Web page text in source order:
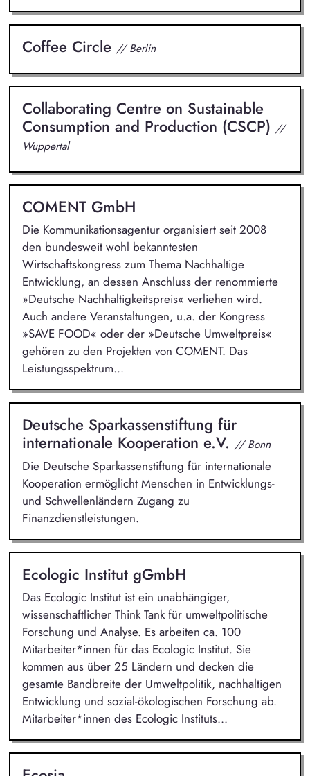
Coffee Circle // Berlin
Collaborating Centre on Sustainable
Consumption and Production (CSCP) //
Wuppertal
COMENT GmbH
Die Kommunikationsagentur organisiert seit 2008
den bundesweit wohl bekanntesten
Wirtschaftskongress zum Thema Nachhaltige
Entwicklung, an dessen Anschluss der renommierte
»Deutsche Nachhaltigkeitspreis« verliehen wird.
Auch andere Veranstaltungen, u.a. der Kongress
»SAVE FOOD« oder der »Deutsche Umweltpreis«
gehören zu den Projekten von COMENT. Das
Leistungsspektrum...
Deutsche Sparkassenstiftung für
internationale Kooperation e.V. // Bonn
Die Deutsche Sparkassenstiftung für internationale
Kooperation ermöglicht Menschen in Entwicklungs-
und Schwellenländern Zugang zu
Finanzdienstleistungen.
Ecologic Institut gGmbH
Das Ecologic Institut ist ein unabhängiger,
wissenschaftlicher Think Tank für umweltpolitische
Forschung und Analyse. Es arbeiten ca. 100
Mitarbeiter*innen für das Ecologic Institut. Sie
kommen aus über 25 Ländern und decken die
gesamte Bandbreite der Umweltpolitik, nachhaltigen
Entwicklung und sozial-ökologischen Forschung ab.
Mitarbeiter*innen des Ecologic Instituts...